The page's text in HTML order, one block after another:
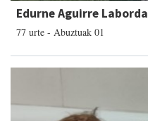
Edurne Aguirre Laborda
77 urte - Abuztuak 01